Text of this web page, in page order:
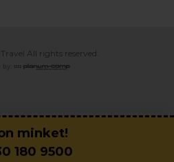
All rights reserved.
minket!
180 9500